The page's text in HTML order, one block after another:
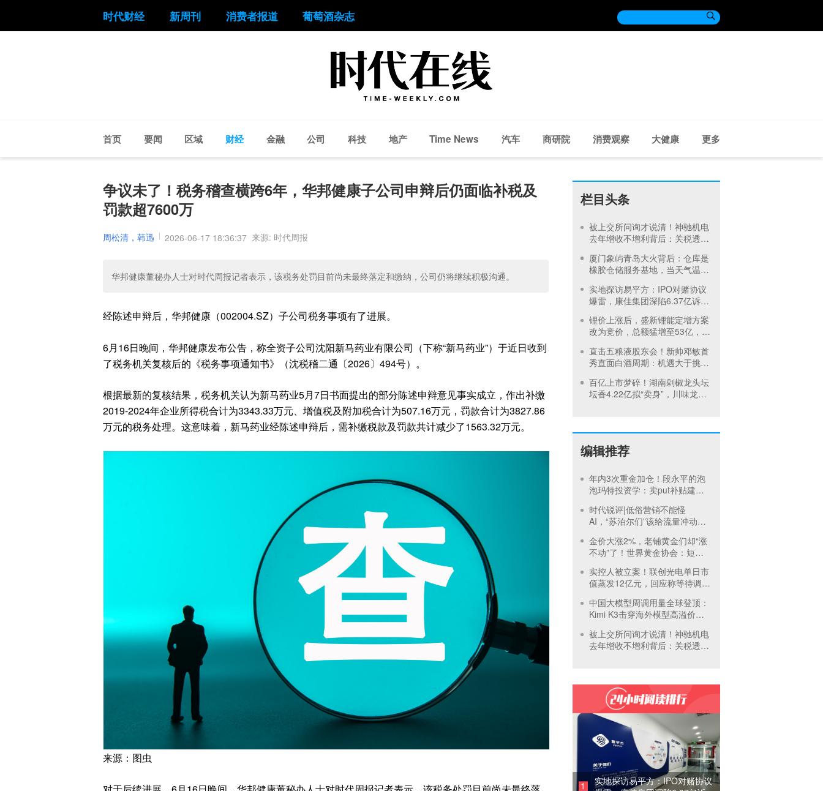
时代财经 新周刊 消费者报道 葡萄酒杂志 
首页 要闻 区域 财经 金融 公司 科技 地产 Time News 汽车 商研院 消费观察 大健康 更多
争议未了！税务稽查横跨6年，华邦健康子公司申辩后仍面临补税及
罚款超7600万
周松清，韩迅 2026-06-17 18:36:37 来源: 时代周报
华邦健康董秘办人士对时代周报记者表示，该税务处罚目前尚未最终落定和缴纳，公司仍将继续积极沟通。
经陈述申辩后，华邦健康（002004.SZ）子公司税务事项有了进展。
6月16日晚间，华邦健康发布公告，称全资子公司沈阳新马药业有限公司（下称“新马药业”）于近日收到
了税务机关复核后的《税务事项通知书》（沈税稽二通〔2026〕494号）。
根据最新的复核结果，税务机关认为新马药业5月7日书面提出的部分陈述申辩意见事实成立，作出补缴
2019-2024年企业所得税合计为3343.33万元、增值税及附加税合计为507.16万元，罚款合计为3827.86
万元的税务处理。这意味着，新马药业经陈述申辩后，需补缴税款及罚款共计减少了1563.32万元。
来源：图虫
栏目头条
被上交所问询才说清！神驰机电
去年增收不增利背后：关税透支
厦门象屿青岛大火背后：仓库是
橡胶仓储服务基地，当天气温未
理培训
实地探访易平方：IPO对赌协议
爆雷，康佳集团深陷6.37亿诉讼
锂价上涨后，盛新锂能定增方案
改为竞价，总额猛增至53亿，终
直击五粮液股东会！新帅邓敏首
秀直面白酒周期：机遇大于挑
百亿上市梦碎！湖南剁椒龙头坛
坛香4.22亿拟“卖身”，川味龙头
编辑推荐
年内3次重金加仓！段永平的泡
泡玛特投资学：卖put补贴建
持有
时代锐评|低俗营销不能怪
AI，“苏泊尔们”该给流量冲动踩
金价大涨2%，老铺黄金们却“涨
不动”了！世界黄金协会：短期
实控人被立案！联创光电单日市
值蒸发12亿元，回应称等待调查
中国大模型周调用量全球登顶：
Kimi K3击穿海外模型高溢价壁
被上交所问询才说清！神驰机电
去年增收不增利背后：关税透支
1
实地探访易平方：IPO对赌协议